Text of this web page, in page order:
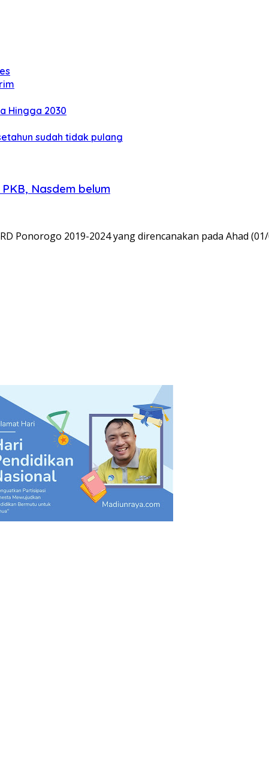
Hingga 2030
sudah tidak pulang
Nasdem belum
Ponorogo 2019-2024 yang direncanakan pada Ahad